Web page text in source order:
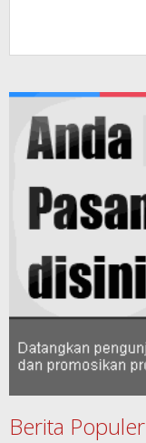
Berita Populer